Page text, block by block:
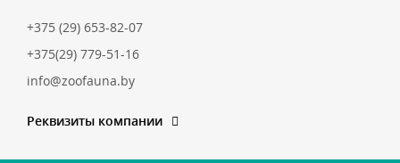
+375 (29) 653-82-07
+375(29) 779-51-16
info@zoofauna.by
Реквизиты компании